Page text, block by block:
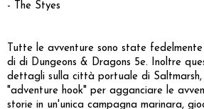
- The Styes
Tutte le avventure sono state
di di Dungeons & Dragons 5e. Inoltre
dettagli sulla città portuale di Saltmarsh,
"adventure hook" per agganciare le
storie in un'unica campagna marinara,